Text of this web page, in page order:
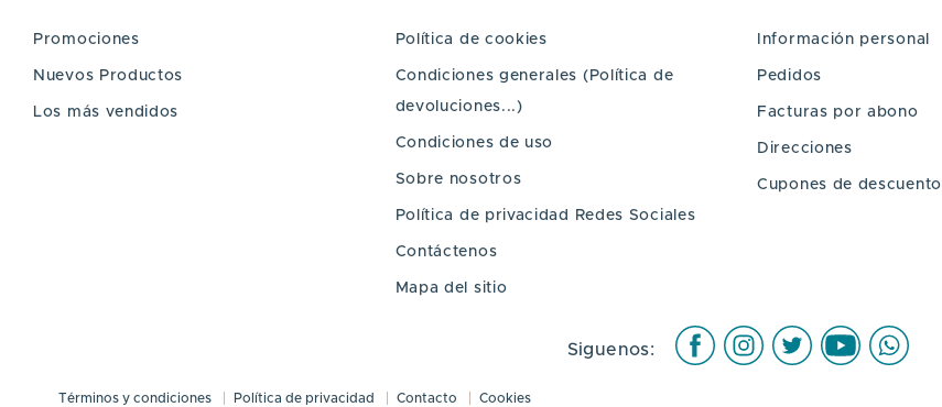
Promociones
Nuevos Productos
Los más vendidos
Política de cookies
Condiciones generales (Política de
devoluciones...)
Condiciones de uso
Sobre nosotros
Política de privacidad Redes Sociales
Contáctenos
Mapa del sitio
Información personal
Pedidos
Facturas por abono
Direcciones
Cupones de descuento
Siguenos:
FacebookInstagramTwitter Youtube
Términos y condiciones Política de privacidad Contacto Cookies